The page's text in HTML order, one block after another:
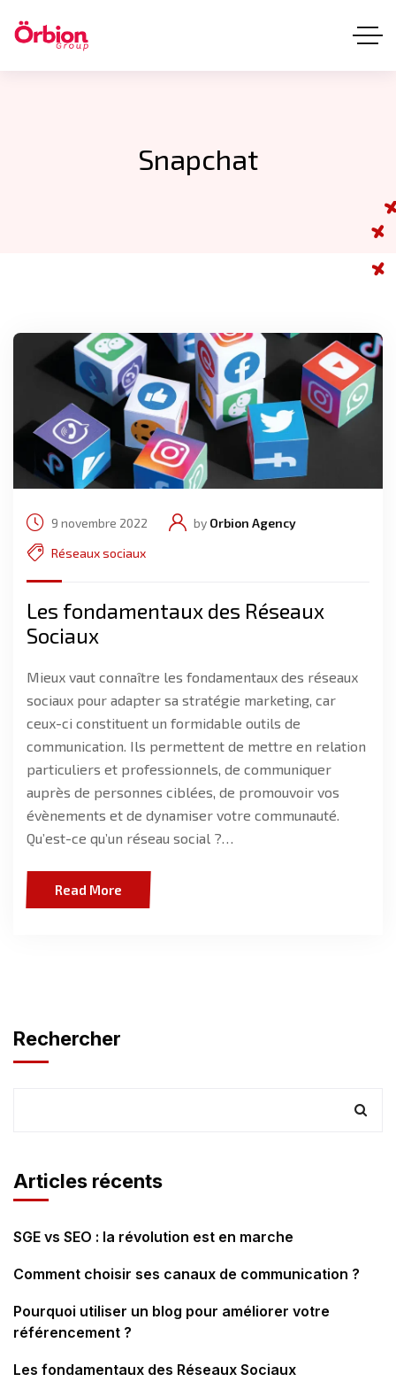
Snapchat
9 novembre 2022 by Orbion Agency
Réseaux sociaux
Les fondamentaux des Réseaux
Sociaux
Mieux vaut connaître les fondamentaux des réseaux
sociaux pour adapter sa stratégie marketing, car
ceux-ci constituent un formidable outils de
communication. Ils permettent de mettre en relation
particuliers et professionnels, de communiquer
auprès de personnes ciblées, de promouvoir vos
évènements et de dynamiser votre communauté.
Qu’est-ce qu’un réseau social ?…
Read More
Rechercher
Articles récents
SGE vs SEO : la révolution est en marche
Comment choisir ses canaux de communication ?
Pourquoi utiliser un blog pour améliorer votre
référencement ?
Les fondamentaux des Réseaux Sociaux